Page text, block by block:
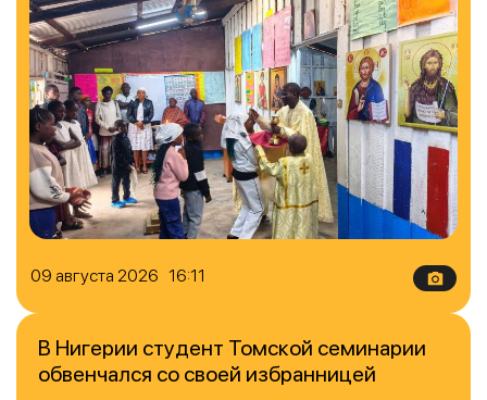
09 августа 2026 16:11
В Нигерии студент Томской семинарии
обвенчался со своей избранницей